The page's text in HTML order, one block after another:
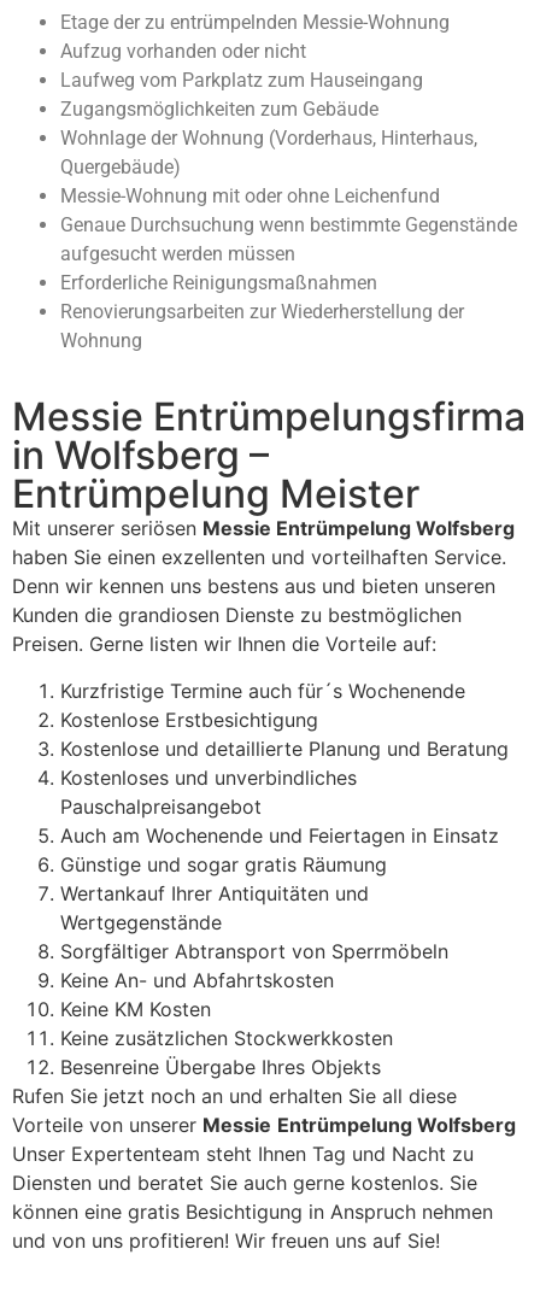
Etage der zu entrümpelnden Messie-Wohnung
Aufzug vorhanden oder nicht
Laufweg vom Parkplatz zum Hauseingang
Zugangsmöglichkeiten zum Gebäude
Wohnlage der Wohnung (Vorderhaus, Hinterhaus,
Quergebäude)
Messie-Wohnung mit oder ohne Leichenfund
Genaue Durchsuchung wenn bestimmte Gegenstände
aufgesucht werden müssen
Erforderliche Reinigungsmaßnahmen
Renovierungsarbeiten zur Wiederherstellung der
Wohnung
Messie Entrümpelungsfirma
in Wolfsberg –
Entrümpelung Meister
Mit unserer seriösen Messie Entrümpelung Wolfsberg
haben Sie einen exzellenten und vorteilhaften Service.
Denn wir kennen uns bestens aus und bieten unseren
Kunden die grandiosen Dienste zu bestmöglichen
Preisen. Gerne listen wir Ihnen die Vorteile auf:
Kurzfristige Termine auch für´s Wochenende
Kostenlose Erstbesichtigung
Kostenlose und detaillierte Planung und Beratung
Kostenloses und unverbindliches
Pauschalpreisangebot
Auch am Wochenende und Feiertagen in Einsatz
Günstige und sogar gratis Räumung
Wertankauf Ihrer Antiquitäten und
Wertgegenstände
Sorgfältiger Abtransport von Sperrmöbeln
Keine An- und Abfahrtskosten
Keine KM Kosten
Keine zusätzlichen Stockwerkkosten
Besenreine Übergabe Ihres Objekts
Rufen Sie jetzt noch an und erhalten Sie all diese
Vorteile von unserer Messie Entrümpelung Wolfsberg
Unser Expertenteam steht Ihnen Tag und Nacht zu
Diensten und beratet Sie auch gerne kostenlos. Sie
können eine gratis Besichtigung in Anspruch nehmen
und von uns profitieren! Wir freuen uns auf Sie!